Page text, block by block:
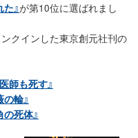
』が第10位に選ばれまし
クインした東京創元社刊の
師も死す』
の輪』
の死体』